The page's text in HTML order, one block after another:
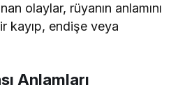
olaylar, rüyanın anlamını
kayıp, endişe veya
Anlamları